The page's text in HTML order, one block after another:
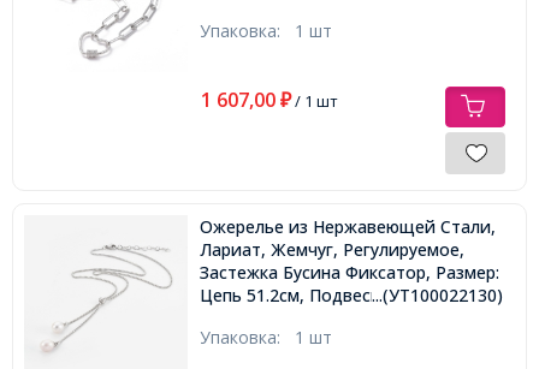
Упаковка: 1 шт
1 607,00 ₽/ 1 шт
Ожерелье из Нержавеющей Стали,
Лариат, Жемчуг, Регулируемое,
Застежка Бусина Фиксатор, Размер:
Цепь 51.2см, Подвеска: 14x8~9мм,
...(УТ100022130)
Упаковка: 1 шт